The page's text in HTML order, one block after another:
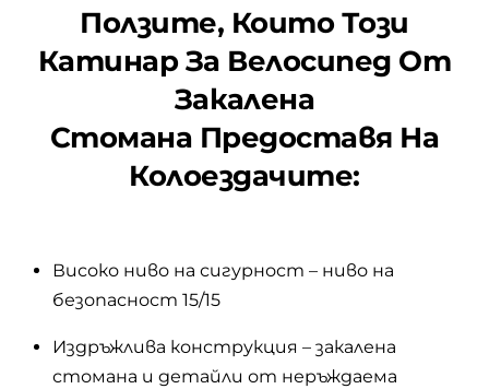
Ползите, КоитоТози
Катинар За Велосипед От
Закалена
Стомана Предоставя На
Колоездачите:
Високо ниво на сигурност – ниво на
безопасност 15/15
Издръжлива конструкция – закалена
стомана и детайли от неръждаема